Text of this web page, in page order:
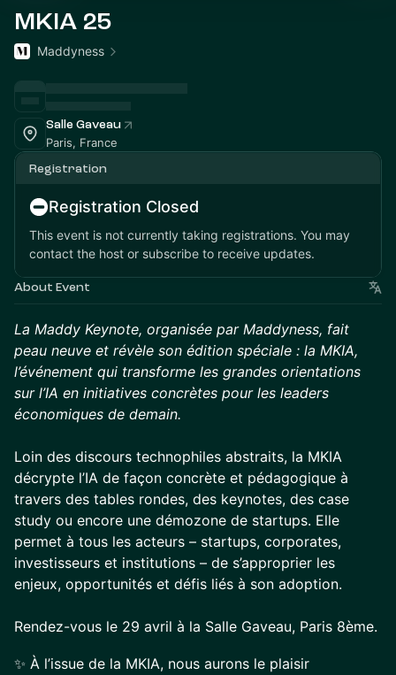
MKIA 25
Maddyness
Salle Gaveau
Paris, France
Registration
Registration Closed
This event is not currently taking registrations. You may
contact the host or subscribe to receive updates.
About Event
La Maddy Keynote, organisée par Maddyness, fait
peau neuve et révèle son édition spéciale : la MKIA,
l’événement qui transforme les grandes orientations
sur l’IA en initiatives concrètes pour les leaders
économiques de demain.
Loin des discours technophiles abstraits, la MKIA
décrypte l’IA de façon concrète et pédagogique à
travers des tables rondes, des keynotes, des case
study ou encore une démozone de startups. Elle
permet à tous les acteurs – startups, corporates,
investisseurs et institutions – de s’approprier les
enjeux, opportunités et défis liés à son adoption.
Rendez-vous le 29 avril à la Salle Gaveau, Paris 8ème.
✨ À l’issue de la MKIA, nous aurons le plaisir